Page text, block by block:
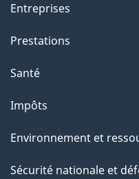
Entreprises
Prestations
Santé
Impôts
Environnement et
Sécurité nationale et